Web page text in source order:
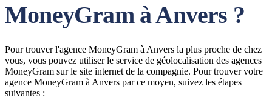
MoneyGram à Anvers ?
Pour trouver l'agence MoneyGram à Anvers la plus proche de chez
vous, vous pouvez utiliser le service de géolocalisation des agences
MoneyGram sur le site internet de la compagnie. Pour trouver votre
agence MoneyGram à Anvers par ce moyen, suivez les étapes
suivantes :